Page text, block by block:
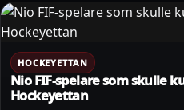
HOCKEYETTAN
Nio FIF-spelare som skulle
Hockeyettan